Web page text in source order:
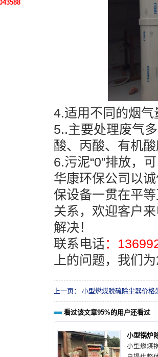
4.适用不同的烟
5..主要处理废气
酸、丙酸、有机
6.污泥“0”排放，
华康环保公司以
保设备一贯在平
关系，欢迎客户
解决！
联系电话：
上的问题，我们
上一页： 小型燃煤脱硫除尘器价格
看过该文章95%的用户还看过
小型锅炉
小型燃煤